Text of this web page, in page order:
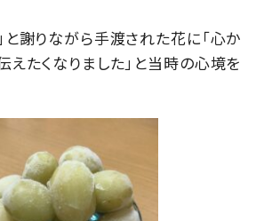
と謝りながら手渡された花に「心か
えたくなりました」と当時の心境を